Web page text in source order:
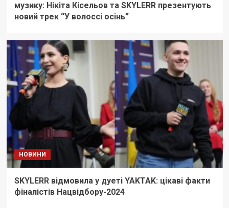
музику: Нікіта Кісельов та SKYLERR презентують
новий трек “У волоссі осінь”
НОВИНИ
SKYLERR відмовила у дуеті YAKTAK: цікаві факти
фіналістів Нацвідбору-2024